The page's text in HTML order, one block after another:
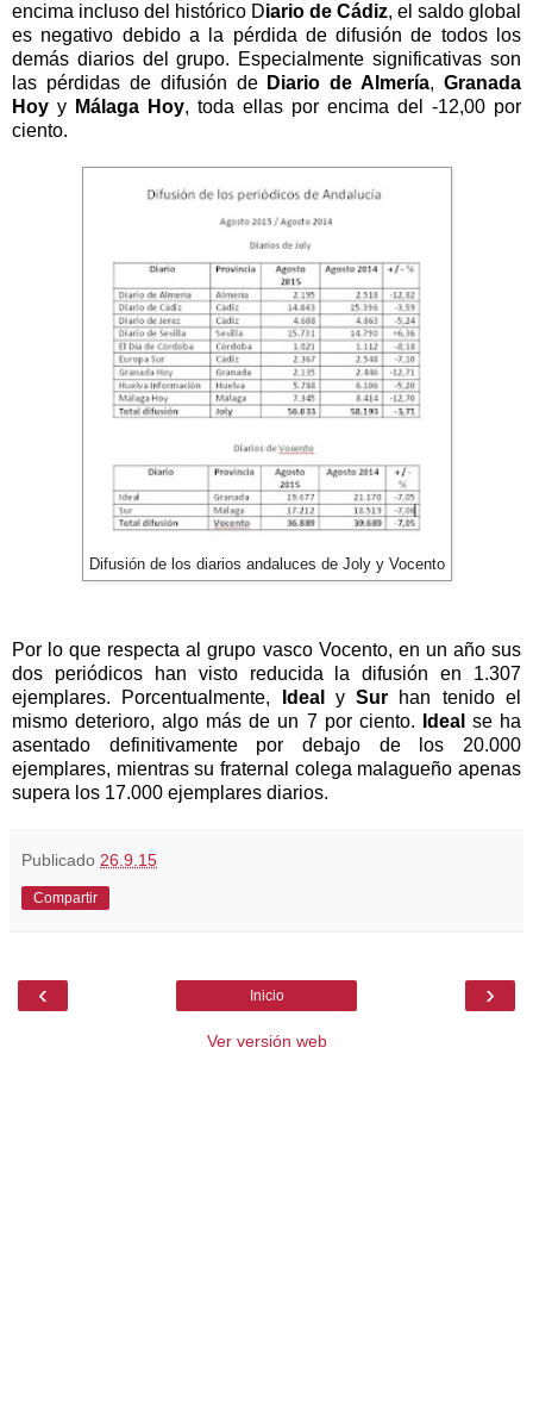
encima incluso del histórico Diario de Cádiz, el saldo global
es negativo debido a la pérdida de difusión de todos los
demás diarios del grupo. Especialmente significativas son
las pérdidas de difusión de Diario de Almería, Granada
Hoy y Málaga Hoy, toda ellas por encima del -12,00 por
ciento.
Difusión de los diarios andaluces de Joly y Vocento
Por lo que respecta al grupo vasco Vocento, en un año sus
dos periódicos han visto reducida la difusión en 1.307
ejemplares. Porcentualmente,
Ideal ySur han tenido el
mismo deterioro, algo más de un 7 por ciento.
Ideal se ha
asentado definitivamente por debajo de los 20.000
ejemplares, mientras su fraternal colega malagueño apenas
supera los 17.000 ejemplares diarios.
Publicado 26.9.15
Compartir
‹ ›
Inicio
Ver versión web